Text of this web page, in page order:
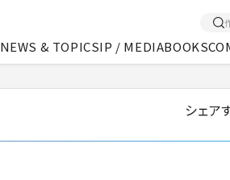
NEWS & TOPICSIP / MEDIABOOKS
シェア